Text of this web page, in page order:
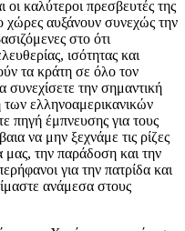
οι καλύτεροι πρεσβευτές της
αυξάνουν συνεχώς την
στο ότι
ισότητας και
τα κράτη σε όλο τον
την σημαντική
των ελληνοαμερικανικών
πηγή έμπνευσης για τους
να μην ξεχνάμε τις ρίζες
μας, την παράδοση και την
για την πατρίδα και
ανάμεσα στους